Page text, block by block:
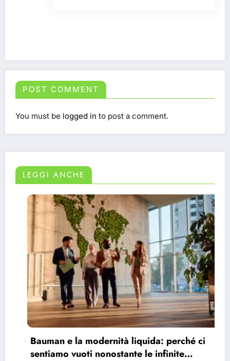
POST COMMENT
You must be logged in to post a comment.
LEGGI ANCHE
Bauman e la modernità liquida: perché ci
sentiamo vuoti nonostante le infinite